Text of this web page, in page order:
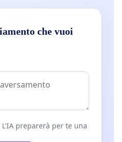
che vuoi
preparerà per te una